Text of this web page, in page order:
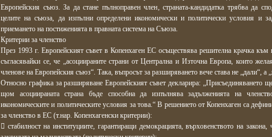
Европейския съюз. За да стане пълноправен член, страната-кандидатка трябва да
целите на съюза, да изпълни определени икономически и политически условия и
приемането на постиженията в правната система на Съюза.
Критерии за членство
През 1993 г. Европейският съвет в Копенхаген ЕС осъществява решителна крачка към
съгласявайки се, че „асоциираните страни от Централна и Източна Европа, които
членове на Европейския съюз“. Така, въпросът за разширяването вече става не „дали“, а
Относно графика за разширяване Европейският съвет декларира: „Присъединяването
щом асоциираната страна бъде способна да изпълнява задълженията на
икономическите и политическите условия за това.“ В решението от Копенхаген са
за членство в ЕС (т.нар. Копенхагенски критерии):
 стабилност на институциите, гарантиращи демокрацията, върховенството на